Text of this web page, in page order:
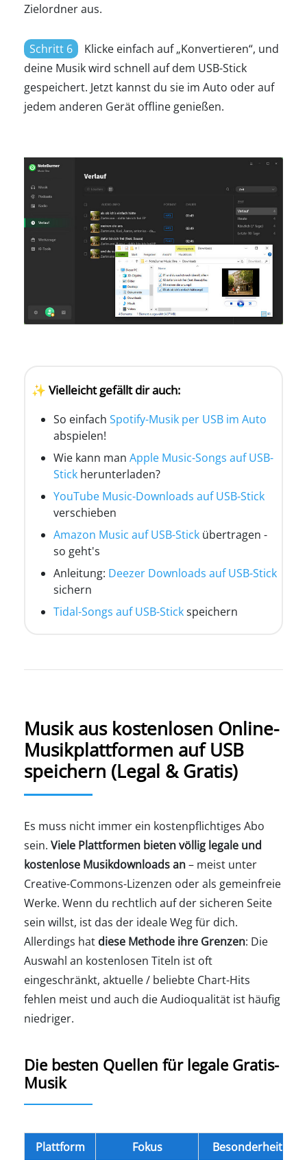
Zielordner aus.
Schritt 6
Klicke einfach auf „Konvertieren“, und
deine Musik wird schnell auf dem USB-Stick
gespeichert. Jetzt kannst du sie im Auto oder auf
jedem anderen Gerät offline genießen.
✨ Vielleicht gefällt dir auch:
So einfach Spotify-Musik per USB im Auto
abspielen!
Wie kann man Apple Music-Songs auf USB-
Stick herunterladen?
YouTube Music-Downloads auf USB-Stick
verschieben
Amazon Music auf USB-Stick übertragen -
so geht's
Anleitung: Deezer Downloads auf USB-Stick
sichern
Tidal-Songs auf USB-Stickspeichern
Musik aus kostenlosen Online-
Musikplattformen auf USB
speichern (Legal & Gratis)
Es muss nicht immer ein kostenpflichtiges Abo
sein. Viele Plattformen bieten völlig legale und
kostenlose Musikdownloads an– meist unter
Creative-Commons-Lizenzen oder als gemeinfreie
Werke. Wenn du rechtlich auf der sicheren Seite
sein willst, ist das der ideale Weg für dich.
Allerdings hat diese Methode ihre Grenzen: Die
Auswahl an kostenlosen Titeln ist oft
eingeschränkt, aktuelle / beliebte Chart-Hits
fehlen meist und auch die Audioqualität ist häufig
niedriger.
Die besten Quellen für legale Gratis-
Musik
Plattform Fokus Besonderheit